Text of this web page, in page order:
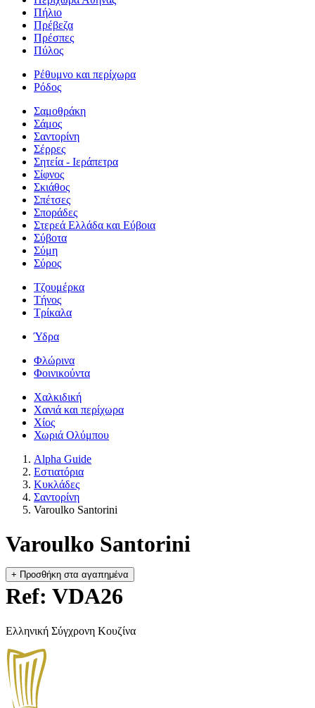
Πήλιο
Πρέβεζα
Πρέσπες
Πύλος
Ρέθυμνο και περίχωρα
Ρόδος
Σαμοθράκη
Σάμος
Σαντορίνη
Σέρρες
Σητεία - Ιεράπετρα
Σίφνος
Σκιάθος
Σπέτσες
Σποράδες
Στερεά Ελλάδα και Εύβοια
Σύβοτα
Σύμη
Σύρος
Τζουμέρκα
Τήνος
Τρίκαλα
Ύδρα
Φλώρινα
Φοινικούντα
Χαλκιδική
Χανιά και περίχωρα
Χίος
Χωριά Ολύμπου
Alpha Guide
Εστιατόρια
Κυκλάδες
Σαντορίνη
Varoulko Santorini
Varoulko Santorini
+ Προσθήκη στα αγαπημένα
Ref: VDA26
Ελληνική Σύγχρονη Κουζίνα